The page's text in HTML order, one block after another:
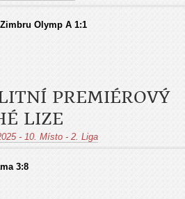
Olymp A 1:1
PREMIÉROVÝ
LIZE
- 10. Místo - 2. Liga
3:8